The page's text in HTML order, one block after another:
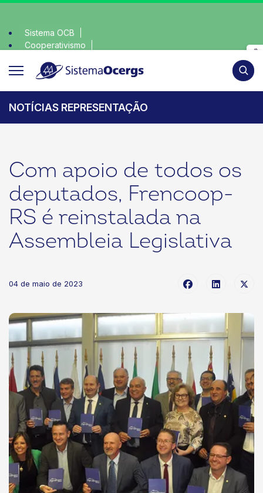
Sistema OCB
Cooperativismo
NOTÍCIAS REPRESENTAÇÃO
Com apoio de todos os
deputados, Frencoop-
RS é reinstalada na
Assembleia Legislativa
04 de maio de 2023